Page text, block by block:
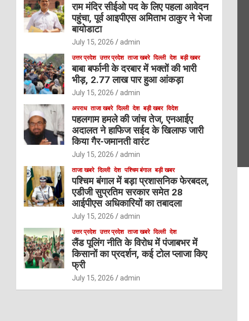
राम मंदिर सीईओ पद के लिए पहला आवेदन
पहुंचा, पूर्व आइपीएस अमिताभ ठाकुर ने भेजा
बायोडाटा
July 15, 2026 admin
उत्तर प्रदेश उत्तर प्रदेश ताजा खबरे दिल्ली देश बड़ी खबर
बाबा बर्फानी के दरबार में भक्तों की भारी
भीड़, 2.77 लाख पार हुआ आंकड़ा
July 15, 2026 admin
अपराध ताजा खबरे दिल्ली देश बड़ी खबर विदेश
पहलगाम हमले की जांच तेज, एनआईए
अदालत ने हाफिज सईद के खिलाफ जारी
किया गैर-जमानती वारंट
July 15, 2026 admin
ताजा खबरे दिल्ली देश पश्चिम बंगाल बड़ी खबर
पश्चिम बंगाल में बड़ा प्रशासनिक फेरबदल,
एडीजी सुप्रतिम सरकार समेत 28
आईपीएस अधिकारियों का तबादला
July 15, 2026 admin
उत्तर प्रदेश उत्तर प्रदेश ताजा खबरे दिल्ली देश
लैंड पूलिंग नीति के विरोध में पंजाबभर में
किसानों का प्रदर्शन, कई टोल प्लाजा किए
फ्री
July 15, 2026 admin